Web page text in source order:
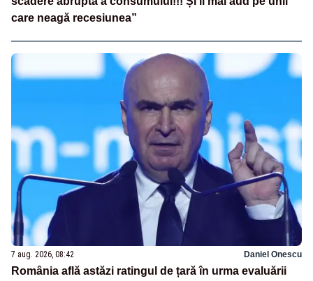
care neagă recesiunea”
7 aug. 2026, 08:42 Daniel Onescu
România află astăzi ratingul de țară în urma evaluării